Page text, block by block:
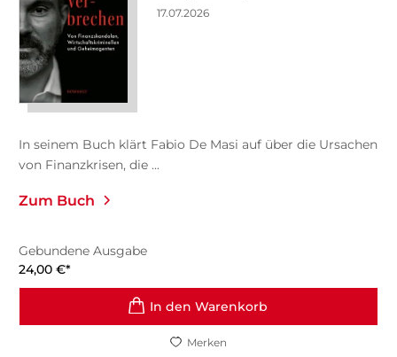
17.07.2026
In seinem Buch klärt Fabio De Masi auf über die Ursachen
von Finanzkrisen, die ...
Zum Buch
Gebundene Ausgabe
24,00 €*
In den Warenkorb
Merken